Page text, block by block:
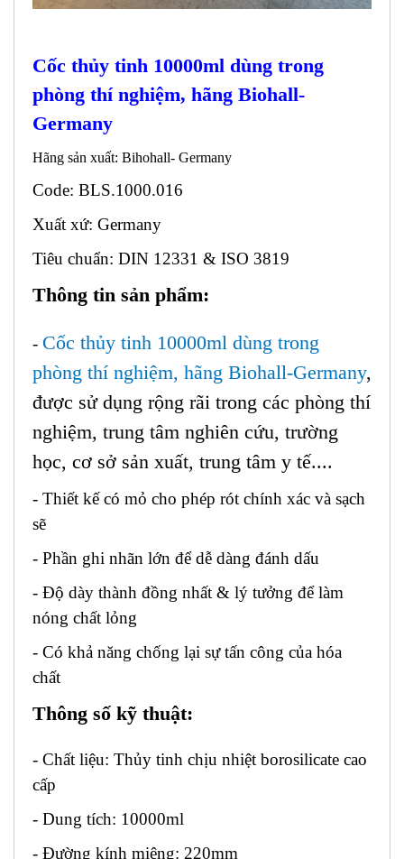
Cốc thủy tinh 10000ml dùng trong
phòng thí nghiệm, hãng Biohall-
Germany
Hãng sản xuất: Bihohall- Germany
Code: BLS.1000.016
Xuất xứ: Germany
Tiêu chuẩn: DIN 12331 & ISO 3819
Thông tin sản phẩm:
- Cốc thủy tinh 10000ml dùng trong
phòng thí nghiệm, hãng Biohall-Germany,
được sử dụng rộng rãi trong các phòng thí
nghiệm, trung tâm nghiên cứu, trường
học, cơ sở sản xuất, trung tâm y tế....
- Thiết kế có mỏ cho phép rót chính xác và sạch
sẽ
- Phần ghi nhãn lớn để dễ dàng đánh dấu
- Độ dày thành đồng nhất & lý tưởng để làm
nóng chất lỏng
- Có khả năng chống lại sự tấn công của hóa
chất
Thông số kỹ thuật:
- Chất liệu: Thủy tinh chịu nhiệt borosilicate cao
cấp
- Dung tích: 10000ml
- Đường kính miệng: 220mm